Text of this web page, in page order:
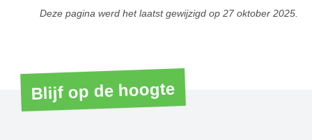
Deze pagina werd het laatst gewijzigd op 27 oktober 2025
Blijf op de hoogte